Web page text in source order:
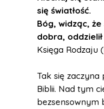
się światłość.
Bóg, widząc, że
dobra,
Księga Rodzaju
Tak się zaczyna
Biblii. Nad tym
bezsensownym